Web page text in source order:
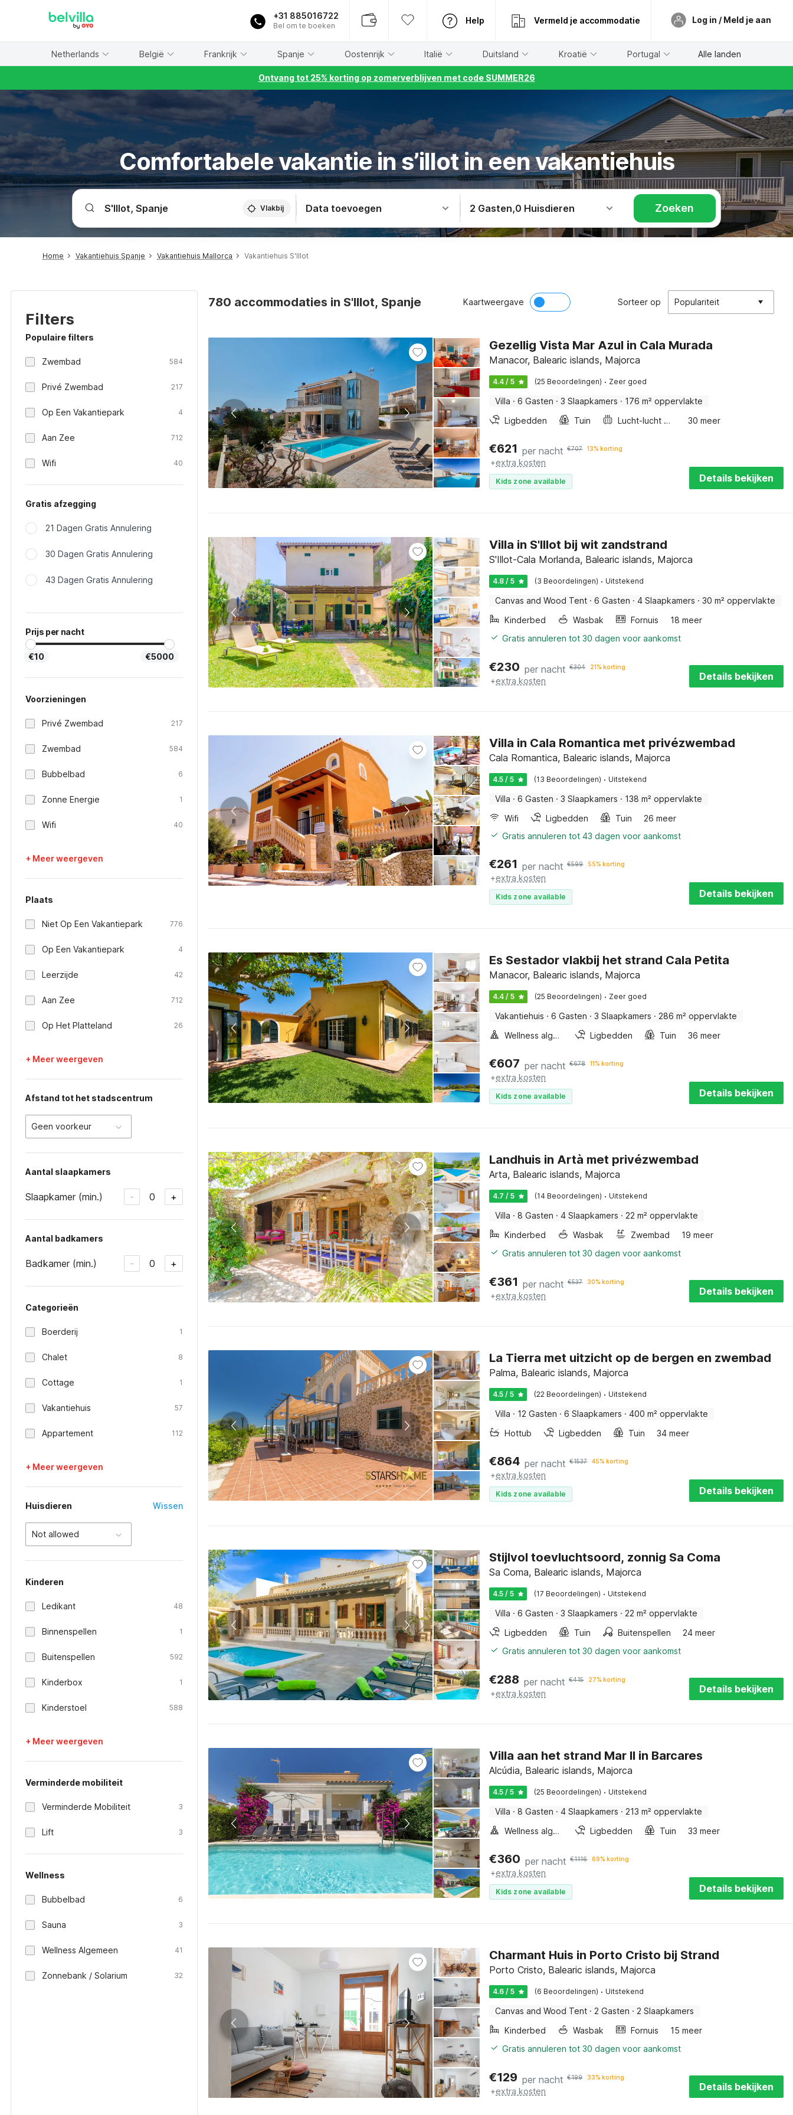
+31 885016722
Bel om te boeken
Help Vermeld je accommodatie Log in / Meld je aan
Netherlands België Frankrijk Spanje Oostenrijk Italië Duitsland Kroatië Portugal Alle landen
Ontvang tot 25% korting op zomerverblijven met code SUMMER26
Comfortabele vakantie in s’illot in een vakantiehuis
Vlakbij Data toevoegen 2 Gasten,0 Huisdieren Zoeken
Home Vakantiehuis Spanje Vakantiehuis Mallorca Vakantiehuis S'Illot
Filters
Populaire filters
Zwembad 584
Privé Zwembad 217
Op Een Vakantiepark 4
Aan Zee 712
Wifi 40
Gratis afzegging
21 Dagen Gratis Annulering
30 Dagen Gratis Annulering
43 Dagen Gratis Annulering
Prijs per nacht
€10 €5000
Voorzieningen
Privé Zwembad 217
Zwembad 584
Bubbelbad 6
Zonne Energie 1
Wifi 40
+ Meer weergeven
Plaats
Niet Op Een Vakantiepark 776
Op Een Vakantiepark 4
Leerzijde 42
Aan Zee 712
Op Het Platteland 26
+ Meer weergeven
Afstand tot het stadscentrum
Geen voorkeur
Aantal slaapkamers
Slaapkamer (min.) - 0 +
Aantal badkamers
Badkamer (min.) - 0 +
Categorieën
Boerderij 1
Chalet 8
Cottage 1
Vakantiehuis 57
Appartement 112
+ Meer weergeven
Huisdieren Wissen
Not allowed
Kinderen
Ledikant 48
Binnenspellen 1
Buitenspellen 592
Kinderbox 1
Kinderstoel 588
+ Meer weergeven
Verminderde mobiliteit
Verminderde Mobiliteit 3
Lift 3
Wellness
Bubbelbad 6
Sauna 3
Wellness Algemeen 41
Zonnebank / Solarium 32
780 accommodaties in S'Illot, Spanje Kaartweergave Sorteer op Populariteit
Gezellig Vista Mar Azul in Cala Murada
Manacor, Balearic islands, Majorca
4.4 / 5 (25 Beoordelingen) · Zeer goed
Villa · 6 Gasten · 3 Slaapkamers · 176 m² oppervlakte
Ligbedden
Tuin Lucht-lucht warmtepomp 30 meer
€621 per nacht €707 13% korting
+extra kosten
Kids zone available Details bekijken
Villa in S'Illot bij wit zandstrand
S'Illot-Cala Morlanda, Balearic islands, Majorca
4.8 / 5 (3 Beoordelingen) · Uitstekend
Canvas and Wood Tent · 6 Gasten · 4 Slaapkamers · 30 m² oppervlakte
Kinderbed
Wasbak Fornuis
18 meer
Gratis annuleren tot 30 dagen voor aankomst
€230 per nacht €304 21% korting
+extra kosten Details bekijken
Villa in Cala Romantica met privézwembad
Cala Romantica, Balearic islands, Majorca
4.5 / 5 (13 Beoordelingen) · Uitstekend
Villa · 6 Gasten · 3 Slaapkamers · 138 m² oppervlakte
Wifi
Ligbedden Tuin
26 meer
Gratis annuleren tot 43 dagen voor aankomst
€261 per nacht €599 55% korting
+extra kosten
Kids zone available Details bekijken
Es Sestador vlakbij het strand Cala Petita
Manacor, Balearic islands, Majorca
4.4 / 5 (25 Beoordelingen) · Zeer goed
Vakantiehuis · 6 Gasten · 3 Slaapkamers · 286 m² oppervlakte
Wellness algemeen
Ligbedden Tuin 36 meer
€607 per nacht €678 11% korting
+extra kosten
Kids zone available Details bekijken
Landhuis in Artà met privézwembad
Arta, Balearic islands, Majorca
4.7 / 5 (14 Beoordelingen) · Uitstekend
Villa · 8 Gasten · 4 Slaapkamers · 22 m² oppervlakte
Kinderbed
Wasbak Zwembad
19 meer
Gratis annuleren tot 30 dagen voor aankomst
€361 per nacht €537 30% korting
+extra kosten Details bekijken
La Tierra met uitzicht op de bergen en zwembad
Palma, Balearic islands, Majorca
4.5 / 5 (22 Beoordelingen) · Uitstekend
Villa · 12 Gasten · 6 Slaapkamers · 400 m² oppervlakte
Hottub
Ligbedden Tuin 34 meer
€864 per nacht €1537 45% korting
+extra kosten
Kids zone available Details bekijken
Stijlvol toevluchtsoord, zonnig Sa Coma
Sa Coma, Balearic islands, Majorca
4.5 / 5 (17 Beoordelingen) · Uitstekend
Villa · 6 Gasten · 3 Slaapkamers · 22 m² oppervlakte
Ligbedden
Tuin Buitenspellen
24 meer
Gratis annuleren tot 30 dagen voor aankomst
€288 per nacht €415 27% korting
+extra kosten Details bekijken
Villa aan het strand Mar II in Barcares
Alcúdia, Balearic islands, Majorca
4.5 / 5 (25 Beoordelingen) · Uitstekend
Villa · 8 Gasten · 4 Slaapkamers · 213 m² oppervlakte
Wellness algemeen
Ligbedden Tuin 33 meer
€360 per nacht €1116 69% korting
+extra kosten
Kids zone available Details bekijken
Charmant Huis in Porto Cristo bij Strand
Porto Cristo, Balearic islands, Majorca
4.6 / 5 (6 Beoordelingen) · Uitstekend
Canvas and Wood Tent · 2 Gasten · 2 Slaapkamers
Kinderbed
Wasbak Fornuis
15 meer
Gratis annuleren tot 30 dagen voor aankomst
€129 per nacht €199 33% korting
+extra kosten Details bekijken